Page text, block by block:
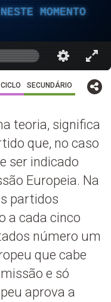
MOMENTO
SECUNDÁRIO
teoria, significa
que, no caso
ser indicado
Europeia. Na
partidos
a cada cinco
número um
que cabe
e só
aprova a